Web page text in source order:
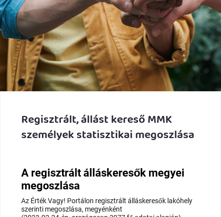
Regisztrált, állást kereső MMK
személyek statisztikai megoszlása